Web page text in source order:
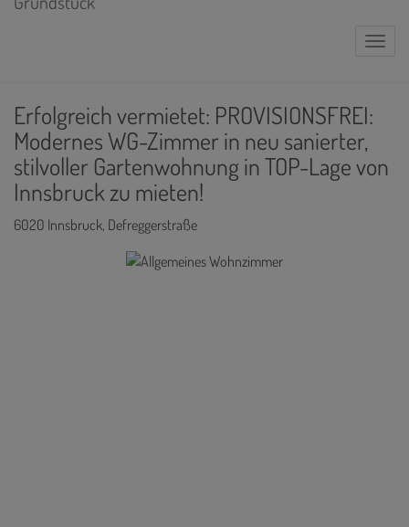
Erfolgreich vermietet: PROVISIONSFREI:
Modernes WG-Zimmer in neu sanierter,
stilvoller Gartenwohnung in TOP-Lage von
Innsbruck zu mieten!
6020 Innsbruck, Defreggerstraße